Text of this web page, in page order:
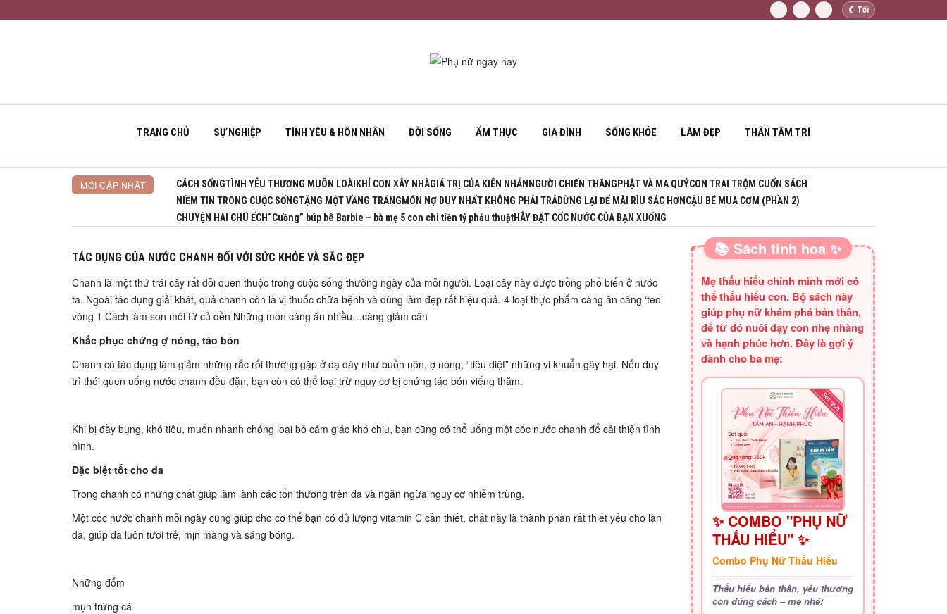
☾ Tối
TRANG CHỦ SỰ NGHIỆP TÌNH YÊU & HÔN NHÂN ĐỜI SỐNG ẨM THỰC GIA ĐÌNH SỐNG KHỎE LÀM ĐẸP THÂN TÂM TRÍ
MỚI CẬP NHẬT CÁCH SỐNGTÌNH YÊU THƯƠNG MUÔN LOÀI KHỈ CON XÂY NHÀGIÁ TRỊ CỦA KIÊN NHẪN NGƯỜI CHIẾN THẮNG PHẬT VÀ MA QUỶCON TRAI TRỘM CUỐN SÁCH
NIỀM TIN TRONG CUỘC SỐNGTẶNG MỘT VẦNG TRĂNG MÓN NỢ DUY NHẤT KHÔNG PHẢI TRẢDỪNG LẠI ĐỂ MÀI RÌU SẮC HƠN CẬU BÉ MUA CƠM (PHẦN 2)
CHUYỆN HAI CHÚ ẾCH “Cuồng” búp bê Barbie – bà mẹ 5 con chi tiền tỷ phẫu thuậtHÃY ĐẶT CỐC NƯỚC CỦA BẠN XUỐNG
TÁC DỤNG CỦA NƯỚC CHANH ĐỐI VỚI SỨC KHỎE VÀ SẮC ĐẸP
Chanh là một thứ trái cây rất đỗi quen thuộc trong cuộc sống thường ngày của mỗi người. Loại cây này được trồng phổ biến ở nước
ta. Ngoài tác dụng giải khát, quả chanh còn là vị thuốc chữa bệnh và dùng làm đẹp rất hiệu quả. 4 loại thực phẩm càng ăn càng ‘teo’
vòng 1 Cách làm son môi từ củ dền Những món càng ăn nhiều…càng giảm cân
Khắc phục chứng ợ nóng, táo bón
Chanh có tác dụng làm giảm những rắc rối thường gặp ở dạ dày như buồn nôn, ợ nóng, “tiêu diệt” những vi khuẩn gây hại. Nếu duy
trì thói quen uống nước chanh đều đặn, bạn còn có thể loại trừ nguy cơ bị chứng táo bón viếng thăm.
Khi bị đầy bụng, khó tiêu, muốn nhanh chóng loại bỏ cảm giác khó chịu, bạn cũng có thể uống một cốc nước chanh để cải thiện tình
hình.
Đặc biệt tốt cho da
Trong chanh có những chất giúp làm lành các tổn thương trên da và ngăn ngừa nguy cơ nhiễm trùng.
Một cốc nước chanh mỗi ngày cũng giúp cho cơ thể bạn có đủ lượng vitamin C cần thiết, chất này là thành phần rất thiết yếu cho làn
da, giúp da luôn tươi trẻ, mịn màng và sáng bóng.
Những đốm
mụn trứng cá
SÁCH HAY CHO BA MẸ
📚 Sách tinh hoa ✨
Mẹ thấu hiểu chính mình mới có
thể thấu hiểu con. Bộ sách này
giúp phụ nữ khám phá bản thân,
để từ đó nuôi dạy con nhẹ nhàng
và hạnh phúc hơn. Đây là gợi ý
dành cho ba mẹ:
✨ COMBO "PHỤ NỮ
THẤU HIỂU" ✨
Combo Phụ Nữ Thấu Hiểu
Thấu hiểu bản thân, yêu thương
con đúng cách – mẹ nhé!